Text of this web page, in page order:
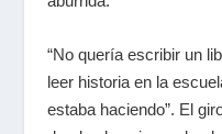
“No quería escribir un
leer historia en la
estaba haciendo”. El